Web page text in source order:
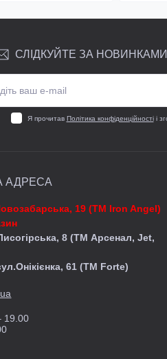
СЛІДКУЙТЕ ЗА
Я прочитав Політика конфіденційностіі
АДРЕСА
19 (ТМ Iron Angel)
8 (ТМ Арсенал, Jet,
61 (ТМ Forte)
19.00